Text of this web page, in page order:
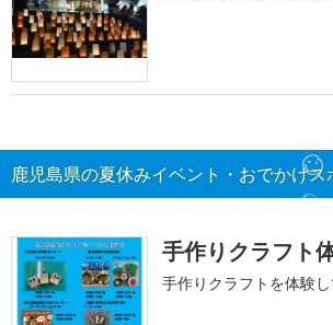
鹿児島県の夏休みイベント・おでかけス
手作りクラフト
手作りクラフトを体験し